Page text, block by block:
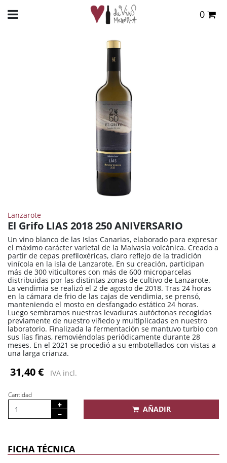
0
VER CESTA
Lanzarote
El Grifo LIAS 2018 250 ANIVERSARIO
Un vino blanco de las Islas Canarias, elaborado para expresar
el máximo carácter varietal de la Malvasía volcánica. Creado a
partir de cepas prefiloxéricas, claro reflejo de la tradición
vinícola en la isla de Lanzarote. En su creación, participan
más de 300 viticultores con más de 600 microparcelas
distribuidas por las distintas zonas de cultivo de Lanzarote.
La vendimia se realizó el 2 de agosto de 2018. Tras 24 horas
en la cámara de frio de las cajas de vendimia, se prensó,
manteniendo el mosto en desfangado estático 24 horas.
Luego sembramos nuestras levaduras autóctonas recogidas
previamente de nuestro viñedo y multiplicadas en nuestro
laboratorio. Finalizada la fermentación se mantuvo turbio con
sus lías finas, removiéndolas periódicamente durante 28
meses. En el 2021 se procedió a su embotellados con vistas a
una larga crianza.
31,40 € IVA incl.
Cantidad
AÑADIR
FICHA TÉCNICA